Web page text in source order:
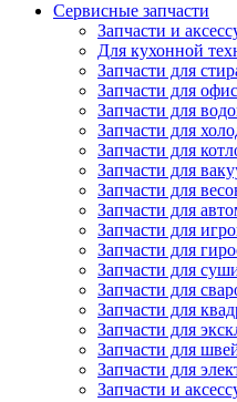
Сервисные запчасти
Запчасти и
Для кухонной
Запчасти для
Запчасти для
Запчасти для
Запчасти для
Запчасти для
Запчасти для
Запчасти для
Запчасти для
Запчасти для
Запчасти для
Запчасти для
Запчасти для
Запчасти для
Запчасти для
Запчасти для
Запчасти для
Запчасти и